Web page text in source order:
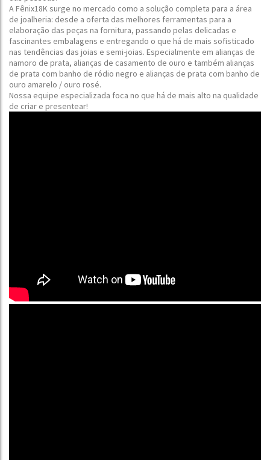
A Fênix18K surge no mercado como a solução completa para a área
de joalheria: desde a oferta das melhores ferramentas para a
elaboração das peças na fornitura, passando pelas delicadas e
fascinantes embalagens e entregando o que há de mais sofisticado
nas tendências das joias e semi-joias. Especialmente em alianças de
namoro de prata, alianças de casamento de ouro e também alianças
de prata com banho de ródio negro e alianças de prata com banho de
ouro amarelo / ouro rosé.
Nossa equipe especializada foca no que há de mais alto na qualidade
de criar e presentear!